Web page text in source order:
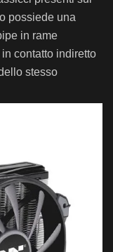
possiede una
in rame
in contatto indiretto
stesso